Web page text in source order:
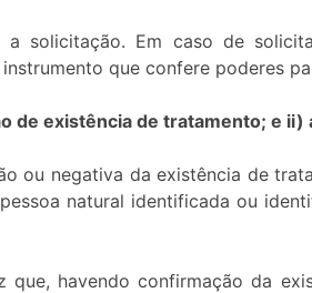
solicitação. Em caso de
que confere poderes
existência de tratamento; e ii)
ou negativa da existência de
natural identificada ou
havendo confirmação da